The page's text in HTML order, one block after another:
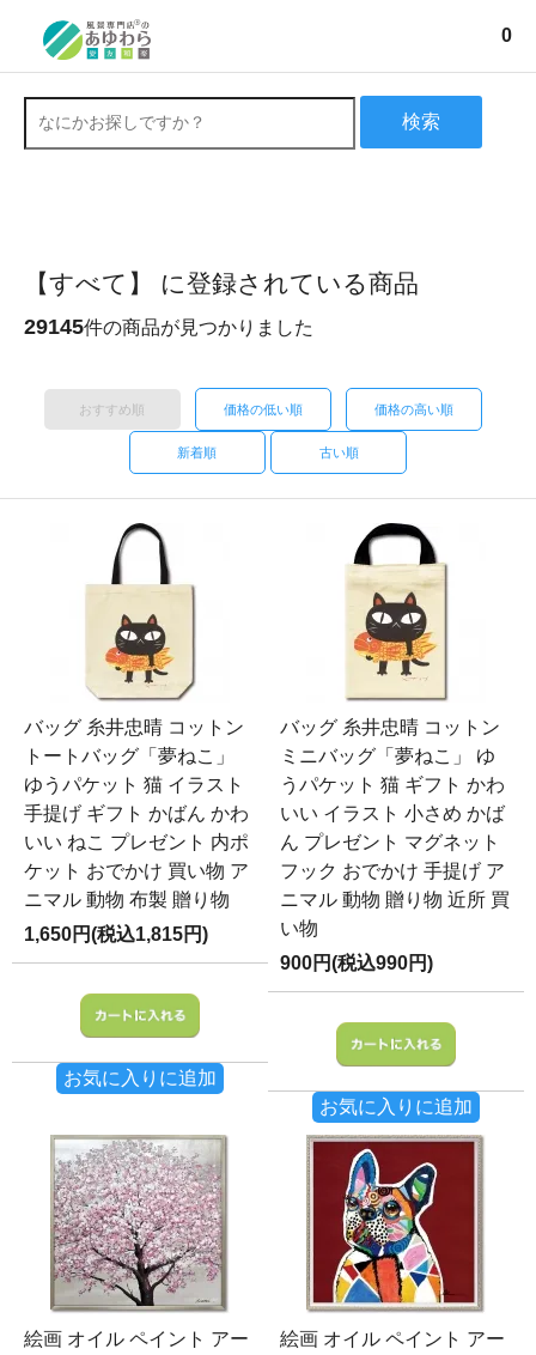
0
検索
【すべて】 に登録されている商品
29145件の商品が見つかりました
おすすめ順 価格の低い順 価格の高い順
新着順 古い順
バッグ 糸井忠晴 コットン
トートバッグ「夢ねこ」
ゆうパケット 猫 イラスト
手提げ ギフト かばん かわ
いい ねこ プレゼント 内ポ
ケット おでかけ 買い物 ア
ニマル 動物 布製 贈り物
1,650円(税込1,815円)
お気に入りに追加
バッグ 糸井忠晴 コットン
ミニバッグ「夢ねこ」 ゆ
うパケット 猫 ギフト かわ
いい イラスト 小さめ かば
ん プレゼント マグネット
フック おでかけ 手提げ ア
ニマル 動物 贈り物 近所 買
い物
900円(税込990円)
お気に入りに追加
絵画 オイル ペイント アー
絵画 オイル ペイント アー